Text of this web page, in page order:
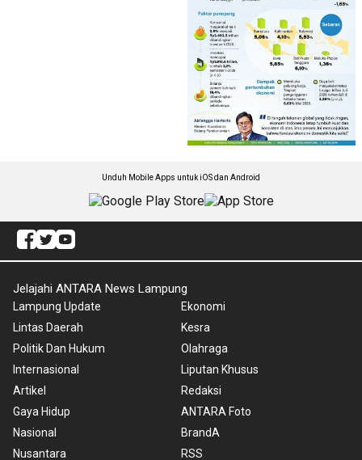
Unduh Mobile Apps untuk iOS dan Android
Jelajahi ANTARA News Lampung
Lampung Update
Lintas Daerah
Politik Dan Hukum
Internasional
Artikel
Gaya Hidup
Nasional
Nusantara
Ekonomi
Kesra
Olahraga
Liputan Khusus
Redaksi
ANTARA Foto
BrandA
RSS